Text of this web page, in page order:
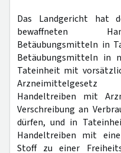
Das Landgericht hat
bewaffneten
Betäubungsmitteln in
Betäubungsmitteln in
Tateinheit mit
Handeltreiben mit
Verschreibung an
dürfen, und in
Handeltreiben mit
Stoff zu einer